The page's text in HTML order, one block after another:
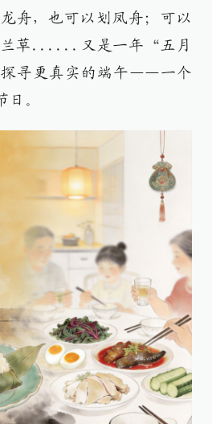
舟，也可以划凤舟；可以
兰草......又是一年“五月
寻更真实的端午——一个
日。